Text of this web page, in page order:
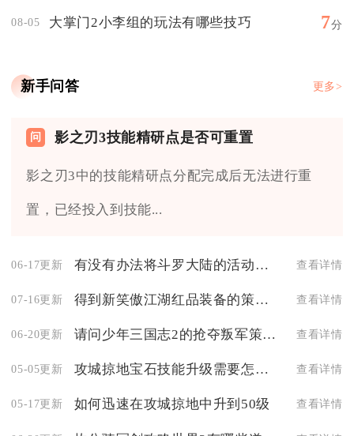
08-05 大掌门2小李组的玩法有哪些技巧 7分
新手问答 更多>
影之刃3技能精研点是否可重置
影之刃3中的技能精研点分配完成后无法进行重
置，已经投入到技能...
06-17更新 有没有办法将斗罗大陆的活动变成幽灵猫活动 查看详情
07-16更新 得到新笑傲江湖红品装备的策略有哪些 查看详情
06-20更新 请问少年三国志2的抢夺叛军策略有哪些 查看详情
05-05更新 攻城掠地宝石技能升级需要怎么做 查看详情
05-17更新 如何迅速在攻城掠地中升到50级 查看详情